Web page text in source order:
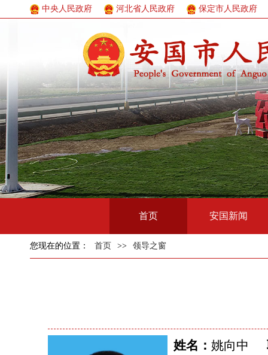
中央人民政府 河北省人民政府 保定市人民政府
首页 安国新闻
您现在的位置： 首页 >> 领导之窗
姓名： 姚向中